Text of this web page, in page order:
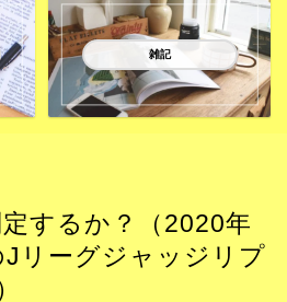
雑記
するか？（2020年
リーグジャッジリプ